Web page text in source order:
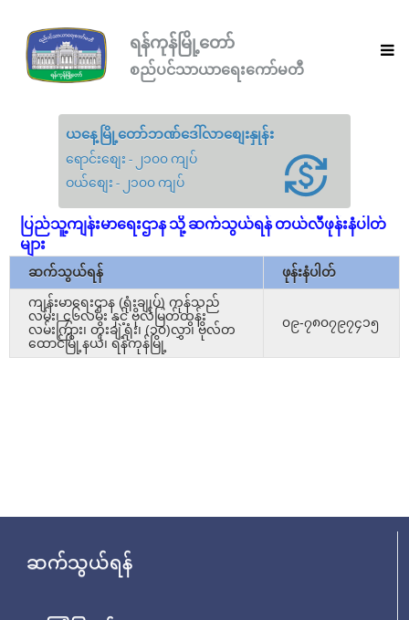
ရန်ကုန်မြို့တော်
စည်ပင်သာယာရေးကော်မတီ
ယနေ့မြို့တော်ဘဏ်ဒေါ်လာစျေးနှုန်း
ရောင်းစျေး - ၂၁၀၀ ကျပ်
ဝယ်စျေး - ၂၁၀၀ ကျပ်
ပြည်သူ့ကျန်းမာရေးဌာန သို့ ဆက်သွယ်ရန် တယ်လီဖုန်းနံပါတ်
များ
ဆက်သွယ်ရန်
ဖုန်းနံပါတ်
ကျန်းမာရေးဌာန (ရုံးချုပ်) ကုန်သည်
လမ်း၊ ၄၆လမ်း နှင့် ဗိုလ်မြတ်ထွန်း
လမ်းကြား၊ တိုးချဲ့ရုံး၊ (၁၀)လွှာ၊ ဗိုလ်တ
ထောင်မြို့နယ်၊ ရန်ကုန်မြို့
၀၉-၇၈၀၇၉၇၄၁၅
ဆက်သွယ်ရန်